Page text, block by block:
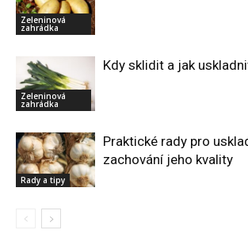
Zeleninová
zahrádka
Zeleninová
zahrádka
Kdy sklidit a jak
Rady a tipy
Praktické rady pro
zachování jeho kvality